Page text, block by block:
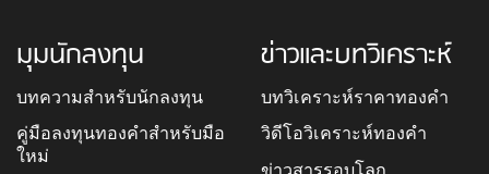
มุมนักลงทุน
บทความสำหรับนักลงทุน
คู่มือลงทุนทองคำสำหรับมือ
ใหม่
ข่าวและบทวิเคราะห์
บทวิเคราะห์ราคาทองคำ
วิดีโอวิเคราะห์ทองคำ
ข่าวสารรอบโลก